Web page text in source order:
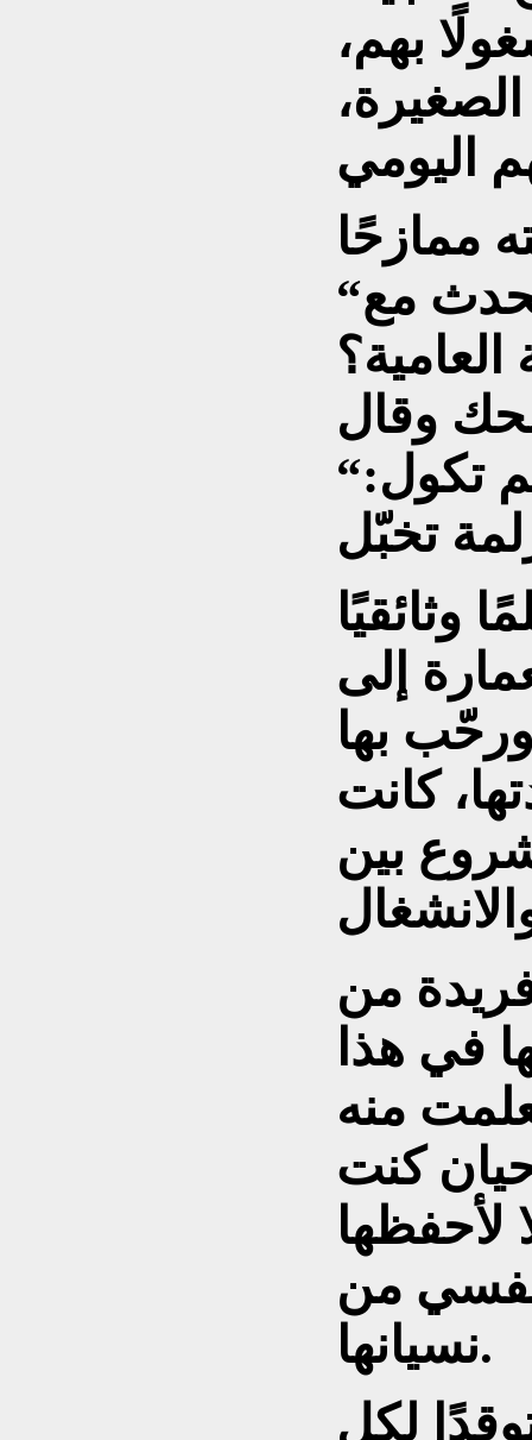
بهم،
الصغيرة،
“لماذا تكتب بالفصحى وتتحدث مع
“إذا أحچي بالفصحى، العالم تكول:
وثائقيًا
إلى
بها
كانت
بين
من
في هذا
منه
كنت
لأحفظها
من
نسيانها.
لكل